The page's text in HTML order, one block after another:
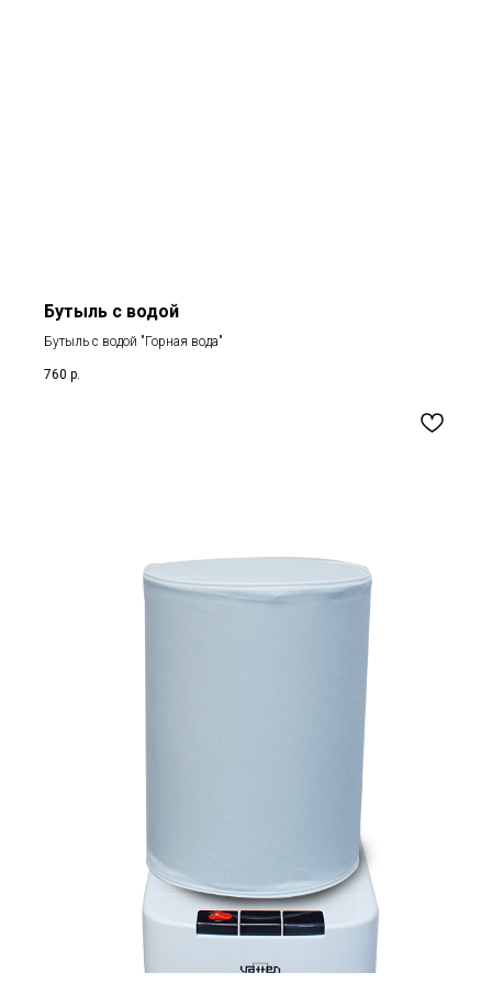
Бутыль с водой
Бутыль с водой "Горная вода"
760 р.